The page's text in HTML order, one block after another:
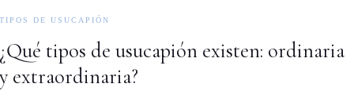
DE USUCAPIÓN
tipos de usucapión existen: ordinaria
extraordinaria?